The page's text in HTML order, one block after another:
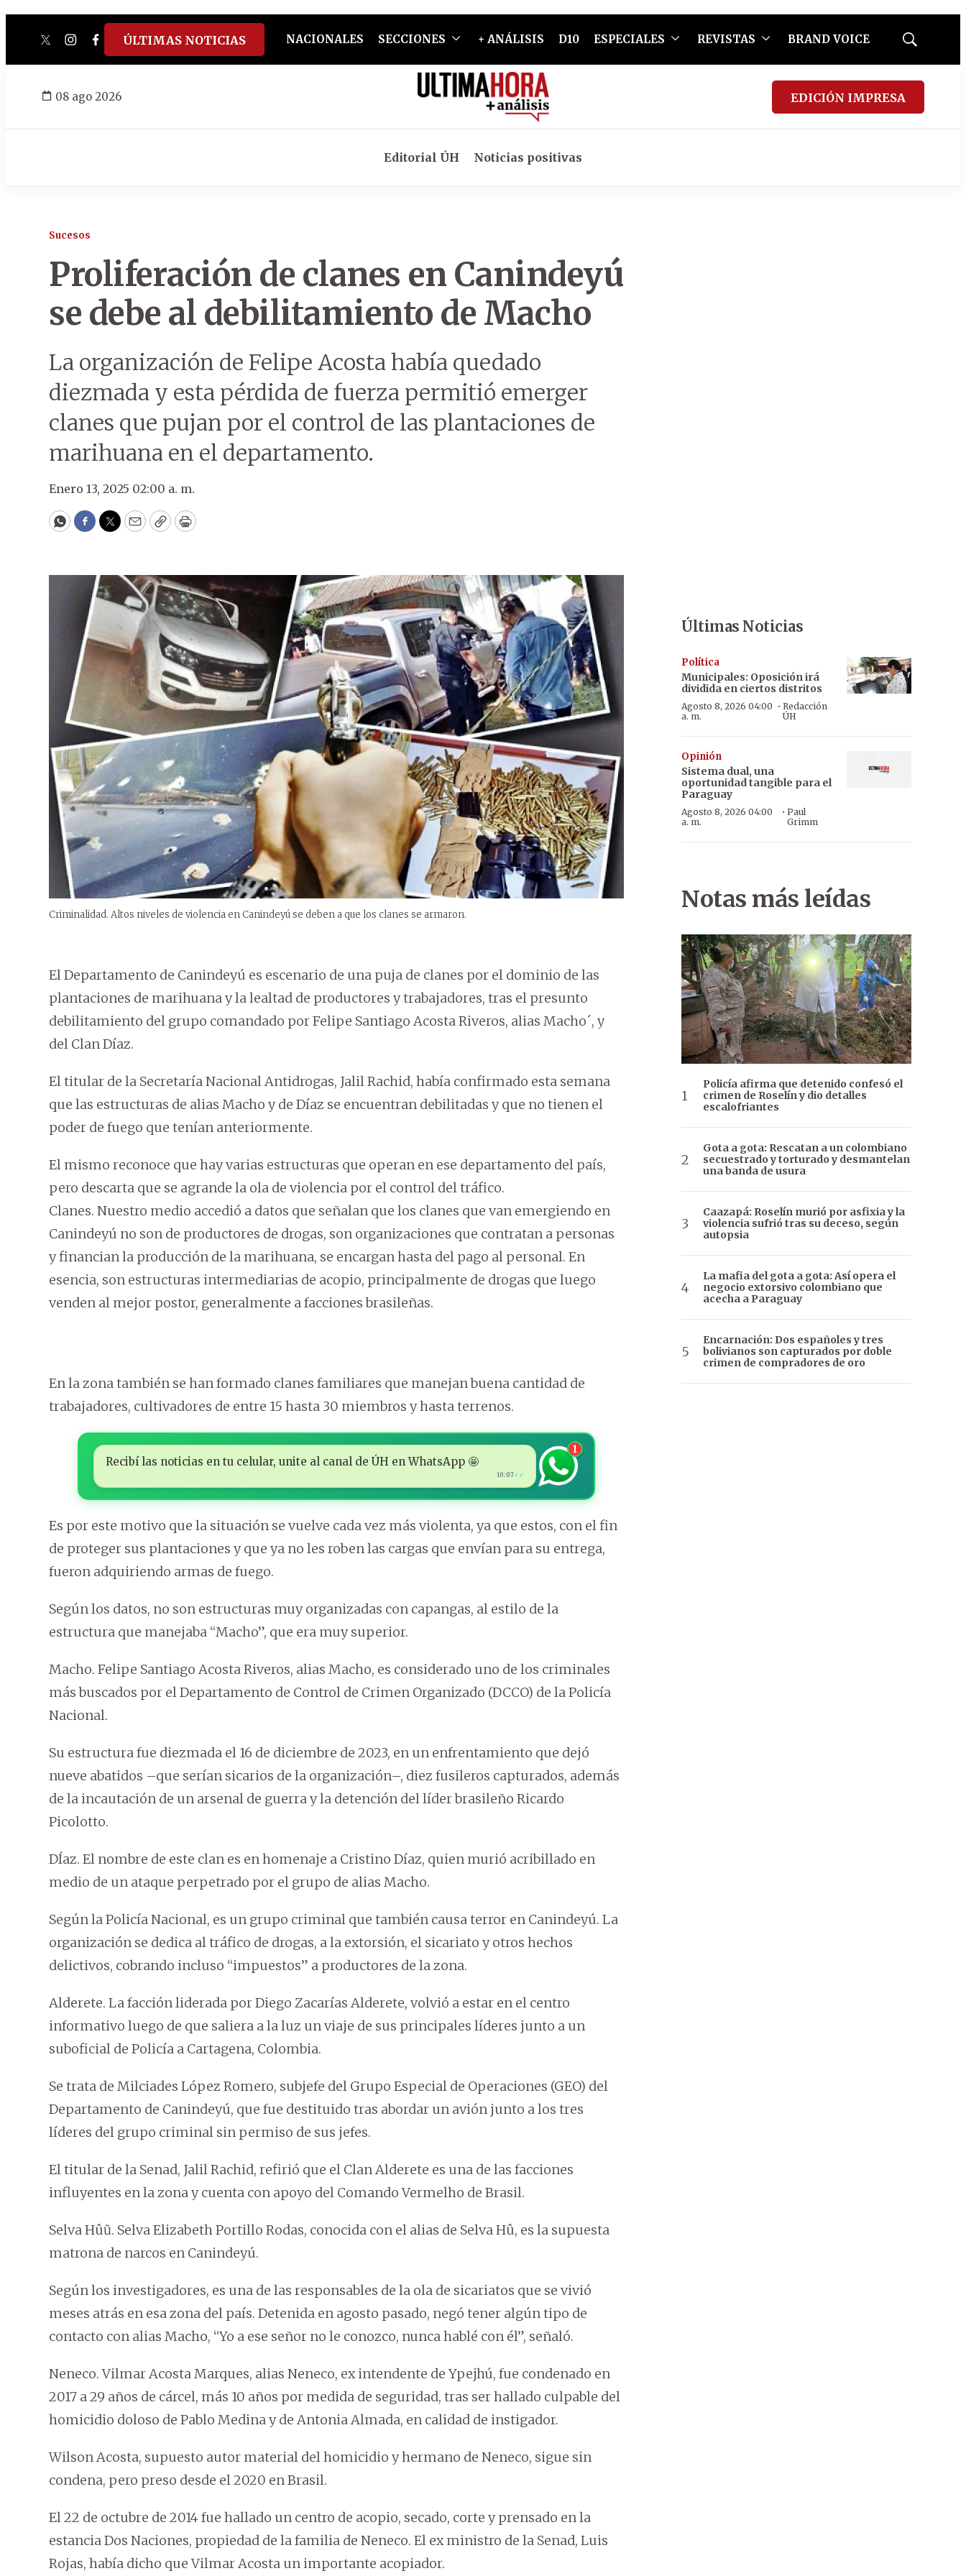
twitterinstagram
facebook
tiktokyoutube
spotify
ÚLTIMAS NOTICIAS NACIONALES SECCIONES + ANÁLISIS D10 ESPECIALES REVISTAS BRAND VOICE
Mostrar
08 ago 2026 EDICIÓN IMPRESA
Editorial ÚH Noticias positivas
Sucesos
Proliferación de clanes en Canindeyú
se debe al debilitamiento de Macho
La organización de Felipe Acosta había quedado
diezmada y esta pérdida de fuerza permitió emerger
clanes que pujan por el control de las plantaciones de
marihuana en el departamento.
Enero 13, 2025 02:00 a. m.
WhatsApp
Facebook
Twitter
EmailCopyPrint
Criminalidad. Altos niveles de violencia en Canindeyú se deben a que los clanes se armaron.
El Departamento de Canindeyú es escenario de una puja de clanes por el dominio de las
plantaciones de marihuana y la lealtad de productores y trabajadores, tras el presunto
debilitamiento del grupo comandado por Felipe Santiago Acosta Riveros, alias Macho´, y
del Clan Díaz.
El titular de la Secretaría Nacional Antidrogas, Jalil Rachid, había confirmado esta semana
que las estructuras de alias Macho y de Díaz se encuentran debilitadas y que no tienen el
poder de fuego que tenían anteriormente.
El mismo reconoce que hay varias estructuras que operan en ese departamento del país,
pero descarta que se agrande la ola de violencia por el control del tráfico.
Clanes. Nuestro medio accedió a datos que señalan que los clanes que van emergiendo en
Canindeyú no son de productores de drogas, son organizaciones que contratan a personas
y financian la producción de la marihuana, se encargan hasta del pago al personal. En
esencia, son estructuras intermediarias de acopio, principalmente de drogas que luego
venden al mejor postor, generalmente a facciones brasileñas.
En la zona también se han formado clanes familiares que manejan buena cantidad de
trabajadores, cultivadores de entre 15 hasta 30 miembros y hasta terrenos.
Recibí las noticias en tu celular, unite al canal de ÚH en WhatsApp 🤩
10:07✓✓
1
Es por este motivo que la situación se vuelve cada vez más violenta, ya que estos, con el fin
de proteger sus plantaciones y que ya no les roben las cargas que envían para su entrega,
fueron adquiriendo armas de fuego.
Según los datos, no son estructuras muy organizadas con capangas, al estilo de la
estructura que manejaba “Macho”, que era muy superior.
Macho. Felipe Santiago Acosta Riveros, alias Macho, es considerado uno de los criminales
más buscados por el Departamento de Control de Crimen Organizado (DCCO) de la Policía
Nacional.
Su estructura fue diezmada el 16 de diciembre de 2023, en un enfrentamiento que dejó
nueve abatidos –que serían sicarios de la organización–, diez fusileros capturados, además
de la incautación de un arsenal de guerra y la detención del líder brasileño Ricardo
Picolotto.
DÍaz. El nombre de este clan es en homenaje a Cristino Díaz, quien murió acribillado en
medio de un ataque perpetrado por el grupo de alias Macho.
Según la Policía Nacional, es un grupo criminal que también causa terror en Canindeyú. La
organización se dedica al tráfico de drogas, a la extorsión, el sicariato y otros hechos
delictivos, cobrando incluso “impuestos” a productores de la zona.
Alderete. La facción liderada por Diego Zacarías Alderete, volvió a estar en el centro
informativo luego de que saliera a la luz un viaje de sus principales líderes junto a un
suboficial de Policía a Cartagena, Colombia.
Se trata de Milciades López Romero, subjefe del Grupo Especial de Operaciones (GEO) del
Departamento de Canindeyú, que fue destituido tras abordar un avión junto a los tres
líderes del grupo criminal sin permiso de sus jefes.
El titular de la Senad, Jalil Rachid, refirió que el Clan Alderete es una de las facciones
influyentes en la zona y cuenta con apoyo del Comando Vermelho de Brasil.
Selva Hûũ. Selva Elizabeth Portillo Rodas, conocida con el alias de Selva Hû, es la supuesta
matrona de narcos en Canindeyú.
Según los investigadores, es una de las responsables de la ola de sicariatos que se vivió
meses atrás en esa zona del país. Detenida en agosto pasado, negó tener algún tipo de
contacto con alias Macho, “Yo a ese señor no le conozco, nunca hablé con él”, señaló.
Neneco. Vilmar Acosta Marques, alias Neneco, ex intendente de Ypejhú, fue condenado en
2017 a 29 años de cárcel, más 10 años por medida de seguridad, tras ser hallado culpable del
homicidio doloso de Pablo Medina y de Antonia Almada, en calidad de instigador.
Wilson Acosta, supuesto autor material del homicidio y hermano de Neneco, sigue sin
condena, pero preso desde el 2020 en Brasil.
El 22 de octubre de 2014 fue hallado un centro de acopio, secado, corte y prensado en la
estancia Dos Naciones, propiedad de la familia de Neneco. El ex ministro de la Senad, Luis
Rojas, había dicho que Vilmar Acosta un importante acopiador.
Últimas Noticias
Política
Municipales: Oposición irá
dividida en ciertos distritos
Agosto 8, 2026 04:00
a. m.
· Redacción
ÚH
Opinión
Sistema dual, una
oportunidad tangible para el
Paraguay
Agosto 8, 2026 04:00
a. m.
·Paul
Grimm
Notas más leídas
Policía afirma que detenido confesó el
crimen de Roselín y dio detalles
escalofriantes
Gota a gota: Rescatan a un colombiano
secuestrado y torturado y desmantelan
una banda de usura
Caazapá: Roselín murió por asfixia y la
violencia sufrió tras su deceso, según
autopsia
La mafia del gota a gota: Así opera el
negocio extorsivo colombiano que
acecha a Paraguay
Encarnación: Dos españoles y tres
bolivianos son capturados por doble
crimen de compradores de oro